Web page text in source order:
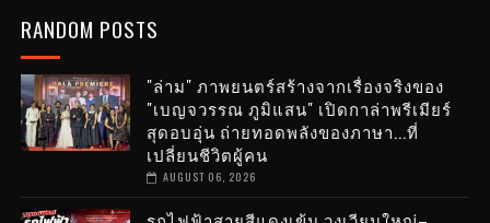
RANDOM POSTS
"ล่าม" ภาพยนตร์สร้างจากเรื่องจริงของ
"เบญจวรรณ ภูมิแสน" เปิดกาล่าพรีเมียร์
สุดอบอุ่น ถ่ายทอดพลังของภาษา...ที่
เปลี่ยนชีวิตผู้คน
AUGUST 06, 2026